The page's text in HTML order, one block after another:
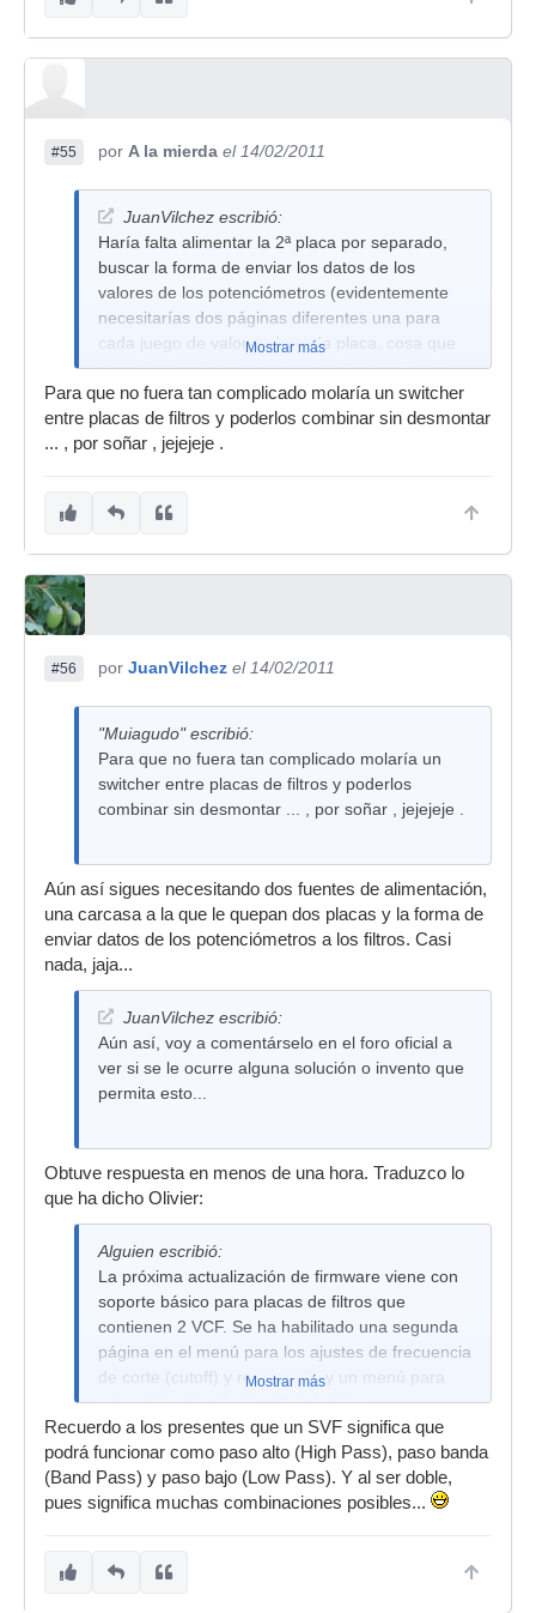
Como me digas que si no voy a dormir en toda la
#55 por A la mierda el 14/02/2011
JuanVilchez escribió:
Haría falta alimentar la 2ª placa por separado,
buscar la forma de enviar los datos de los
valores de los potenciómetros (evidentemente
necesitarías dos páginas diferentes una para
cada juego de valores de cada placa, cosa que
no está por ahora en el firmware) y por último
mezclar el sonido que salga de las dos placas de
filtros como una única fuente. Un follón... Por
poderse sí se puede, pero necesitas tener
firmware).
Mostrar más
Para que no fuera tan complicado molaría un switcher
entre placas de filtros y poderlos combinar sin desmontar
... , por soñar , jejejeje .
#56 por JuanVilchez el 14/02/2011
"Muiagudo" escribió:
Para que no fuera tan complicado molaría un
switcher entre placas de filtros y poderlos
combinar sin desmontar ... , por soñar , jejejeje .
Aún así sigues necesitando dos fuentes de alimentación,
una carcasa a la que le quepan dos placas y la forma de
enviar datos de los potenciómetros a los filtros. Casi
nada, jaja...
JuanVilchez escribió:
Aún así, voy a comentárselo en el foro oficial a
ver si se le ocurre alguna solución o invento que
permita esto...
Obtuve respuesta en menos de una hora. Traduzco lo
que ha dicho Olivier:
Alguien escribió:
La próxima actualización de firmware viene con
soporte básico para placas de filtros que
contienen 2 VCF. Se ha habilitado una segunda
página en el menú para los ajustes de frecuencia
de corte (cutoff) y resonancia y un menú para
seleccionar topología y tipo de filtro.
Ya estoy preparando una placa de filtros con 2
SVF (State Variable Filter)
Mostrar más
Recuerdo a los presentes que un SVF significa que
podrá funcionar como paso alto (High Pass), paso banda
(Band Pass) y paso bajo (Low Pass). Y al ser doble,
pues significa muchas combinaciones posibles...